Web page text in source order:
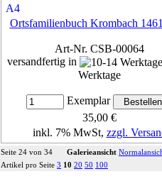
Ortsfamilienbuch Krombach
Art-Nr. CSB-00064
versandfertig in
Werktage
Exemplar
35,00 €
inkl. 7% MwSt, zzgl.
Details...
Seite 24 von 34 Galerieansicht
Artikel pro Seite 3 10 20 50 100